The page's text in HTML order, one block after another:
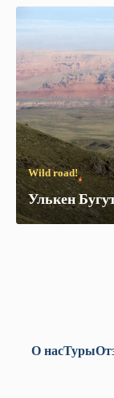
Wild road!
Улькен
О насТуры